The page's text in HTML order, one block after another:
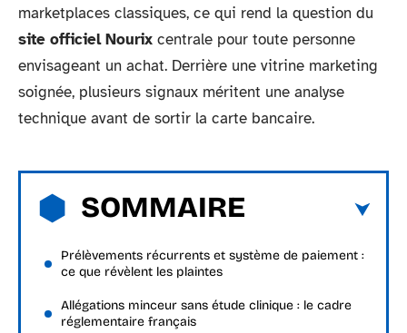
marketplaces classiques, ce qui rend la question du
site officiel Nourix centrale pour toute personne
envisageant un achat. Derrière une vitrine marketing
soignée, plusieurs signaux méritent une analyse
technique avant de sortir la carte bancaire.
SOMMAIRE
Prélèvements récurrents et système de paiement :
ce que révèlent les plaintes
Allégations minceur sans étude clinique : le cadre
réglementaire français